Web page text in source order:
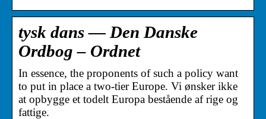
tysk dans — Den Danske
Ordbog – Ordnet
In essence, the proponents of such a policy want
to put in place a two-tier Europe. Vi ønsker ikke
at opbygge et todelt Europa bestående af rige og
fattige.